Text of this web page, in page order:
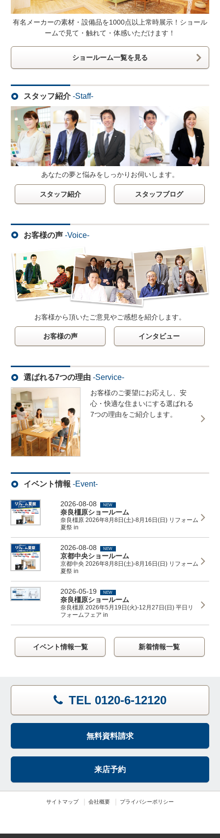
有名メーカーの素材・設備品を1000点以上常時展示！ショール
ームで見て・触れて・体感いただけます！
ショールーム一覧を見る
スタッフ紹介 -Staff-
あなたの夢と悩みをしっかりお伺いします。
スタッフ紹介 スタッフブログ
お客様の声 -Voice-
お客様から頂いたご意見やご感想を紹介します。
お客様の声 インタビュー
選ばれる7つの理由 -Service-
お客様のご要望にお応えし、安
心・快適な住まいにする選ばれる
7つの理由をご紹介します。
イベント情報 -Event-
2026-08-08 NEW
奈良橿原ショールーム
奈良橿原 2026年8月8日(土)-8月16日(日) リフォーム
夏祭 in
2026-08-08 NEW
京都中央ショールーム
京都中央 2026年8月8日(土)-8月16日(日) リフォーム
夏祭 in
2026-05-19 NEW
奈良橿原ショールーム
奈良橿原 2026年5月19日(火)-12月27日(日) 平日リ
フォームフェア in
イベント情報一覧 新着情報一覧
TEL 0120-6-12120
無料資料請求
来店予約
サイトマップ 会社概要 プライバシーポリシー